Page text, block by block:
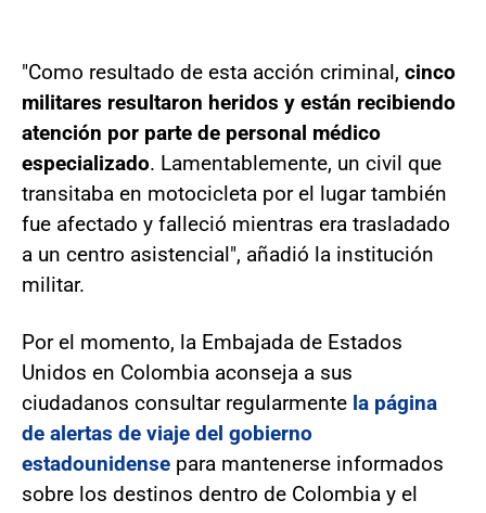
"Como resultado de esta acción criminal, cinco
militares resultaron heridos y están recibiendo
atención por parte de personal médico
especializado. Lamentablemente, un civil que
transitaba en motocicleta por el lugar también
fue afectado y falleció mientras era trasladado
a un centro asistencial", añadió la institución
militar.
Por el momento, la Embajada de Estados
Unidos en Colombia aconseja a sus
ciudadanos consultar regularmente la página
de alertas de viaje del gobierno
estadounidense para mantenerse informados
sobre los destinos dentro de Colombia y el